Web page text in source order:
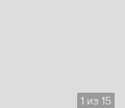
1 из 15